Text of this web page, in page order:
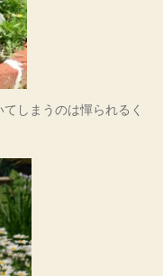
しまうのは憚られるく